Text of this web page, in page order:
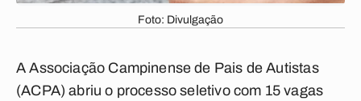
Foto: Divulgação
A Associação Campinense de Pais de Autistas
(ACPA) abriu o processo seletivo com 15 vagas